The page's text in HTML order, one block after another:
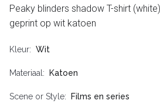
Peaky blinders shadow T-shirt
geprint op wit katoen
Kleur Wit
Materiaal Katoen
Scene or Style Films en series